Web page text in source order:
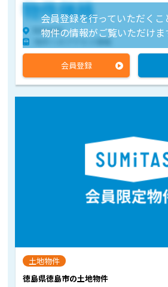
会員登録を行っていただくこ
物件の情報がご覧いただけま
物件価格
物件住所
会員登録
土地物件
徳島県徳島市の土地物件